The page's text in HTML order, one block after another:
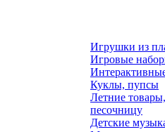
Игрушки из
Игровые
Куклы, пупсы
Летние
песочницу
Детские